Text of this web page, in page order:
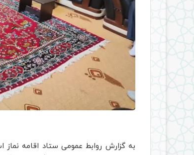
به گزارش روابط عمومی ستاد اقامه نماز